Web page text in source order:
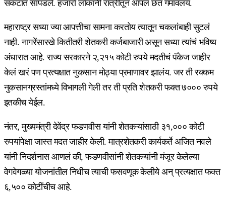
संकटात सापडले. हजारो लोकांनी रात्रीतून आपलं छत गमावलंय.
महाराष्ट्र सध्या ज्या आपत्तीचा सामना करतोय त्यातून चकलांबाही सुटलं
नाही. नागरेंसारखे कितीतरी शेतकरी कर्जबाजारी असून सध्या त्यांचं भविष्य
अंधारात आहे. राज्य सरकारने २,२१५ कोटी रुपये मदतीचं पॅकेज जाहीर
केलं खरं पण प्रत्यक्षात नुकसान मोठ्या प्रमाणावर झालंय. जर ती रक्कम
नुकसानग्रस्तांमध्ये विभागली गेली तर ती प्रति शेतकरी फक्त ७००० रुपये
इतकीच येईल.
नंतर, मुख्यमंत्री देवेंद्र फडणवीस यांनी शेतकऱ्यांसाठी ३१,००० कोटी
रुपयांपेक्षा जास्त मदत जाहीर केली. मात्रशेतकरी कार्यकर्ते अजित नवले
यांनी निदर्शनास आणलं की, फडणवीसांनी शेतकऱ्यांनी मंजूर केलेल्या
वेगवेगळ्या योजनांतील निधीच त्याची फसवणूक केलीये अन् प्रत्यक्षात फक्त
६,५०० कोटींचीच आहे.